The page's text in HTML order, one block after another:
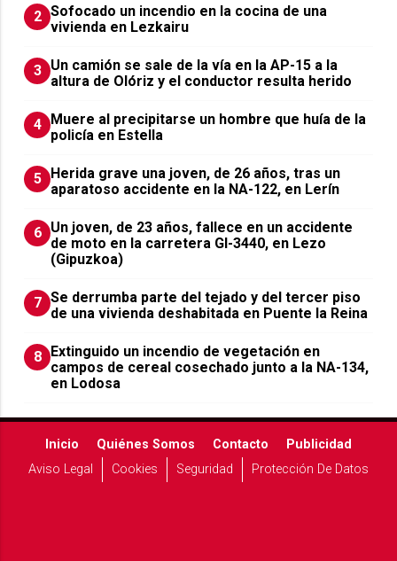
2 Sofocado un incendio en la cocina de una
vivienda en Lezkairu
3 Un camión se sale de la vía en la AP-15 a la
altura de Olóriz y el conductor resulta herido
4 Muere al precipitarse un hombre que huía de la
policía en Estella
5 Herida grave una joven, de 26 años, tras un
aparatoso accidente en la NA-122, en Lerín
6 Un joven, de 23 años, fallece en un accidente
de moto en la carretera GI-3440, en Lezo
(Gipuzkoa)
7 Se derrumba parte del tejado y del tercer piso
de una vivienda deshabitada en Puente la Reina
8 Extinguido un incendio de vegetación en
campos de cereal cosechado junto a la NA-134,
en Lodosa
Inicio Quiénes Somos Contacto
Publicidad
Aviso Legal
Cookies Seguridad Protección De Datos